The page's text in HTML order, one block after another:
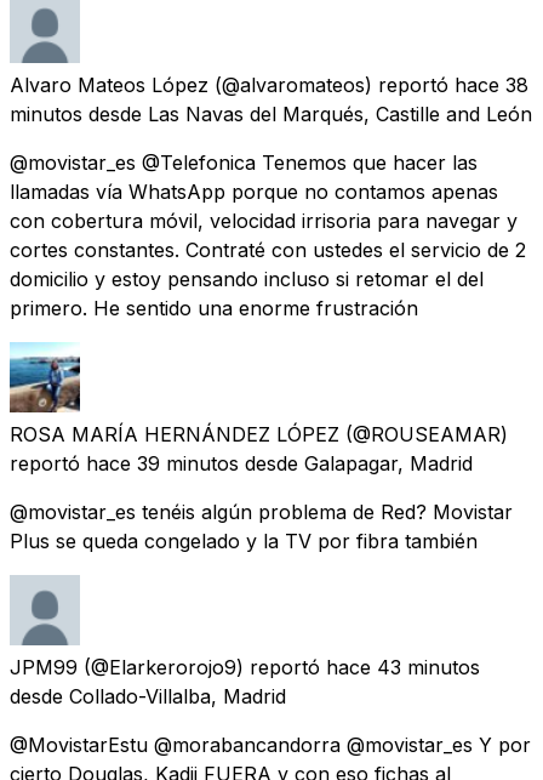
Alvaro Mateos López (@alvaromateos) reportó hace 38
minutos desde Las Navas del Marqués, Castille and León
@movistar_es @Telefonica Tenemos que hacer las
llamadas vía WhatsApp porque no contamos apenas
con cobertura móvil, velocidad irrisoria para navegar y
cortes constantes. Contraté con ustedes el servicio de 2
domicilio y estoy pensando incluso si retomar el del
primero. He sentido una enorme frustración
ROSA MARÍA HERNÁNDEZ LÓPEZ (@ROUSEAMAR)
reportó hace 39 minutos desde Galapagar, Madrid
@movistar_es tenéis algún problema de Red? Movistar
Plus se queda congelado y la TV por fibra también
JPM99 (@Elarkerorojo9) reportó hace 43 minutos
desde Collado-Villalba, Madrid
@MovistarEstu @morabancandorra @movistar_es Y por
cierto Douglas, Kadji FUERA y con eso fichas al